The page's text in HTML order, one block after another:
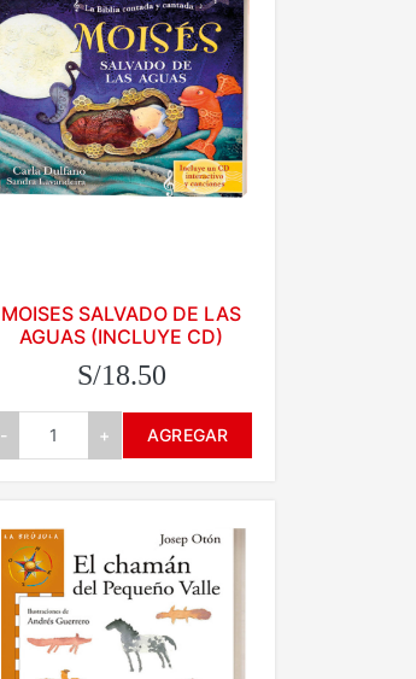
MOISES SALVADO DE LAS
AGUAS (INCLUYE CD)
S/18.50
- + AGREGAR